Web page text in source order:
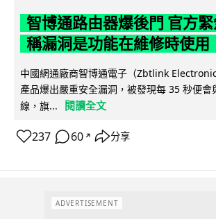
智博通路由器爆後門 官方
稱漏洞是功能在維修時使用
中國網通廠商智博通電子（Zbtlink
產品爆出嚴重安全漏洞，被發現每 35 秒便會
線，旗...
閱讀全文
237 60 ↗ 分享
ADVERTISEMENT